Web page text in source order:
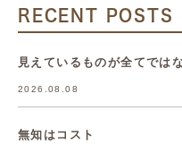
RECENT POSTS
見えているものが全てでは
2026.08.08
無知はコスト